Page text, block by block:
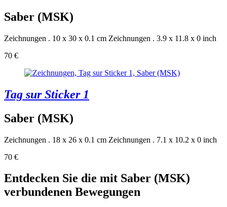
Saber (MSK)
Zeichnungen . 10 x 30 x 0.1 cm Zeichnungen . 3.9 x 11.8 x 0 inch
70 €
Tag sur Sticker 1
Saber (MSK)
Zeichnungen . 18 x 26 x 0.1 cm Zeichnungen . 7.1 x 10.2 x 0 inch
70 €
Entdecken Sie die mit Saber (MSK)
verbundenen Bewegungen